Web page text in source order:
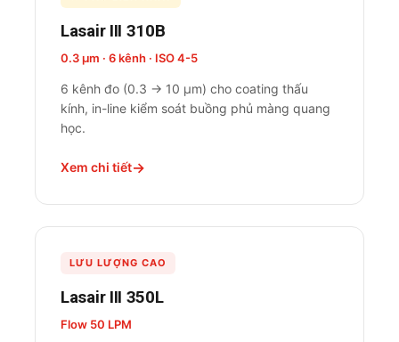
Lasair III 310B
0.3 µm · 6 kênh · ISO 4-5
6 kênh đo (0.3 → 10 µm) cho coating thấu
kính, in-line kiểm soát buồng phủ màng quang
học.
Xem chi tiết
LƯU LƯỢNG CAO
Lasair III 350L
Flow 50 LPM